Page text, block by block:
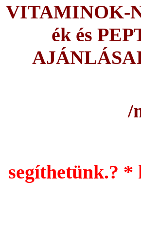
VITAMINOK-
ék és
/
segíthetünk.? *